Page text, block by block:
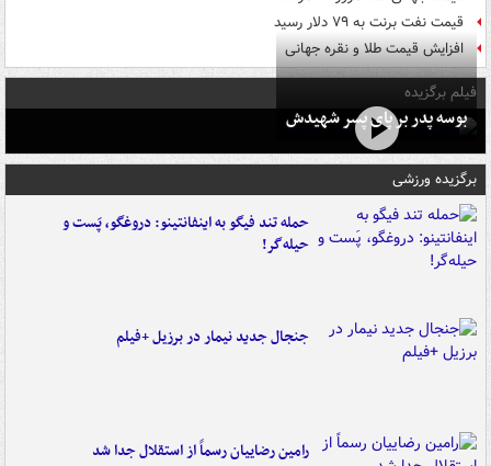
قیمت نفت برنت به ۷۹ دلار رسید
افزایش قیمت طلا و نقره جهانی
فیلم برگزیده
بوسه‌ پدر بر پای پسر شهیدش
برگزیده ورزشی
حمله تند فیگو به اینفانتینو: دروغگو، پَست‌ و
حیله‌گر!
جنجال جدید نیمار در برزیل +فیلم
رامین رضاییان رسماً از استقلال جدا شد